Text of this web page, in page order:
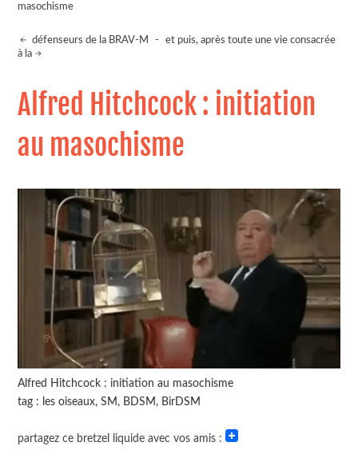
masochisme
défenseurs de la BRAV-M -
et puis, après toute une vie consacrée
à la
Alfred Hitchcock : initiation
au masochisme
Alfred Hitchcock : initiation au masochisme
tag : les oiseaux, SM, BDSM, BirDSM
partagez ce bretzel liquide avec vos amis :